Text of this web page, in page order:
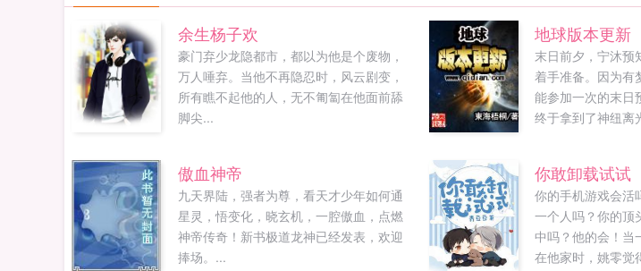
余生杨子欢
豪门弃少龙隐都市，都以为他是个废物，
万人唾弃。当他不再隐忍时，风云剧变，
所有瞧不起他的人，无不匍匐在他面前舔
脚尖...
地球版本更新
末日前夕，宁沐预
着手准备。因为有
能参加一次的末日
终于拿到了神纽离
楼纷纷倒塌普通书
友群
123401614（加入
加群被拒绝，则可
其他群...
傲血神帝
九天界陆，强者为尊，看天才少年如何通
星灵，悟变化，晓玄机，一腔傲血，点燃
神帝传奇！新书极道龙神已经发表，欢迎
捧场。...
你敢卸载试试
你的手机游戏会活
一个人吗？你的顶
中吗？他的会！当
在他家时，姚零觉